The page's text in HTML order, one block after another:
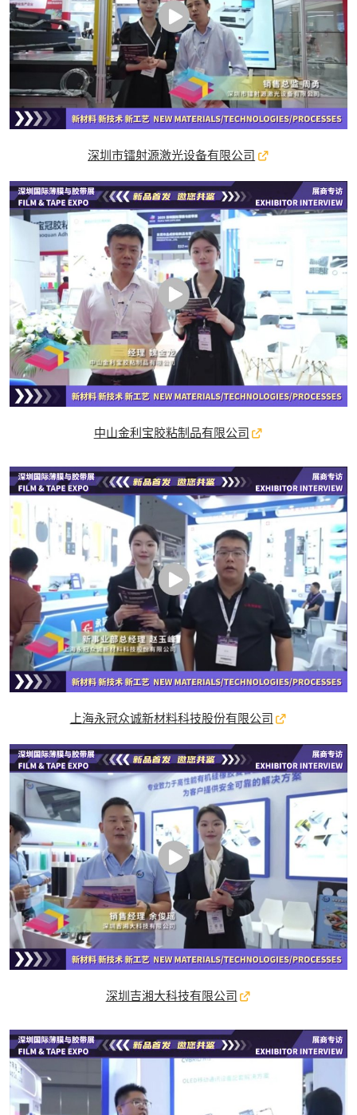
深圳市镭射源激光设备有限公司
中山金利宝胶粘制品有限公司
上海永冠众诚新材料科技股份有限公司
深圳吉湘大科技有限公司